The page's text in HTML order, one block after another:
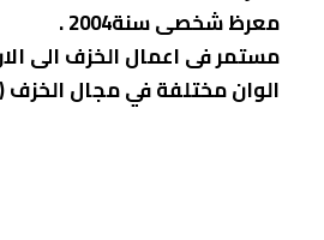
معرظ شخصی سنة2004 .
مستمر فی اعمال الخزف الى
الوان مختلفة في مجال